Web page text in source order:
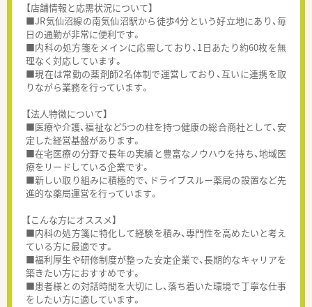
【店舗情報と応需状況について】
■JR気仙沼線の南気仙沼駅から徒歩4分という好立地にあり、毎
日の通勤が非常に便利です。
■内科の処方箋をメインに応需しており、1日あたり約60枚を無
理なく対応しています。
■現在は常勤の薬剤師2名体制で運営しており、互いに連携を取
りながら業務を行っています。
【法人特徴について】
■医療や介護、福祉など5つの柱を持つ健康の総合商社として、安
定した経営基盤があります。
■在宅医療の分野で長年の実績と豊富なノウハウを持ち、地域医
療をリードしている企業です。
■新しい取り組みに積極的で、ドライブスルー薬局の設置など先
進的な薬局運営を行っています。
【こんな方にオススメ】
■内科の処方箋に特化して経験を積み、専門性を高めたいと考え
ている方に最適です。
■福利厚生や研修制度が整った安定企業で、長期的なキャリアを
築きたい方におすすめです。
■患者様との対話時間を大切にし、落ち着いた環境で丁寧な仕事
をしたい方に適しています。